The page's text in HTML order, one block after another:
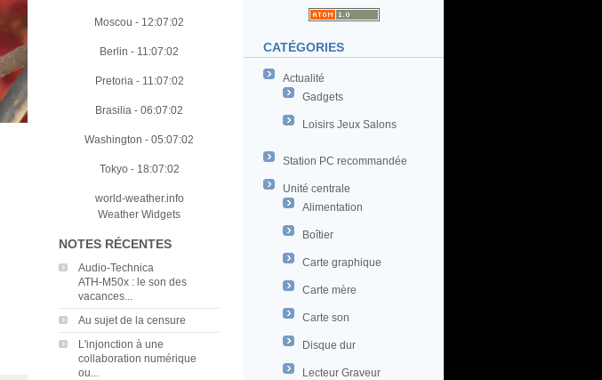
CATÉGORIES
Actualité
Gadgets
Loisirs Jeux Salons
Station PC recommandée
Unité centrale
Alimentation
Boîtier
Carte graphique
Carte mère
Carte son
Disque dur
Lecteur Graveur
Moscou - 12:07:03
Berlin - 11:07:03
Pretoria- 11:07:03
Brasilia - 06:07:03
Washington - 05:07:03
Tokyo - 18:07:03
world-weather.info
Weather Widgets
NOTES RÉCENTES
Audio‑Technica
ATH‑M50x : le son des
vacances...
Au sujet de la censure
L'injonction à une
collaboration numérique
ou...